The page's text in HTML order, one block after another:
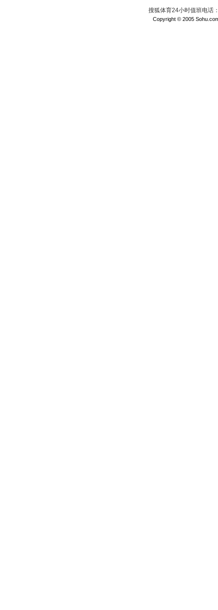
搜狐体育24小时值班电话
Copyright © 2005